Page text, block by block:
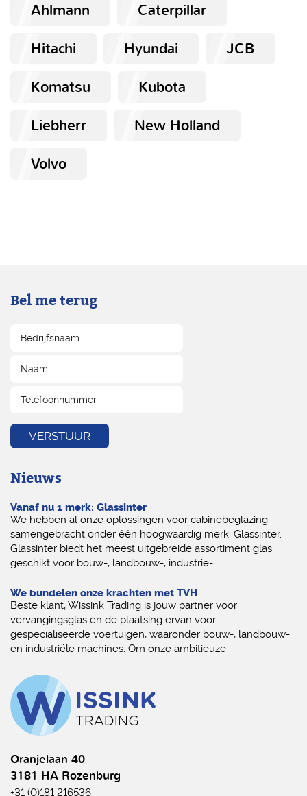
Ahlmann
Caterpillar
Hitachi
Hyundai
JCB
Komatsu
Kubota
Liebherr
New Holland
Volvo
Bel me terug
Nieuws
Vanaf nu 1 merk: Glassinter
We hebben al onze oplossingen voor cabinebeglazing
samengebracht onder één hoogwaardig merk: Glassinter.
Glassinter biedt het meest uitgebreide assortiment glas
geschikt voor bouw-, landbouw-, industrie-
We bundelen onze krachten met TVH
Beste klant, Wissink Trading is jouw partner voor
vervangingsglas en de plaatsing ervan voor
gespecialiseerde voertuigen, waaronder bouw-, landbouw-
en industriële machines. Om onze ambitieuze
Oranjelaan 40
3181 HA Rozenburg
+31 (0)181 216536